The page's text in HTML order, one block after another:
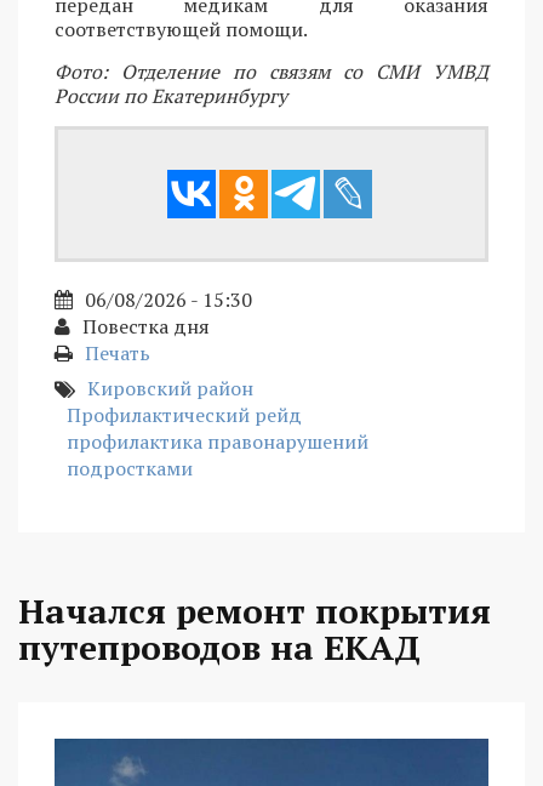
соответствующей помощи.
Фото: Отделение по связям со СМИ УМВД
России по Екатеринбургу
06/08/2026 - 15:30
Повестка дня
Печать
Кировский район
Профилактический рейд
профилактика правонарушений
подростками
Начался ремонт покрытия
путепроводов на ЕКАД